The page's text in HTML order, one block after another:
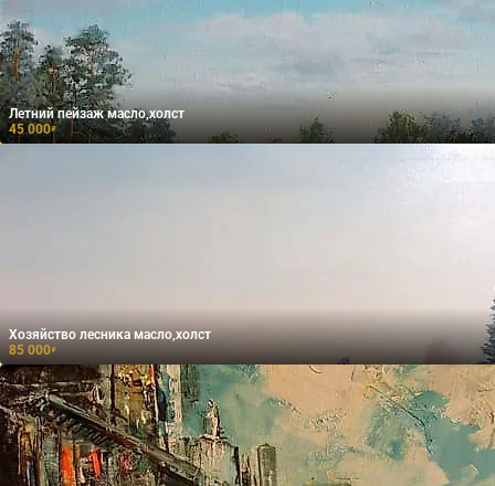
Летний пейзаж масло,холст
45 000₽
Хозяйство лесника масло,холст
85 000₽